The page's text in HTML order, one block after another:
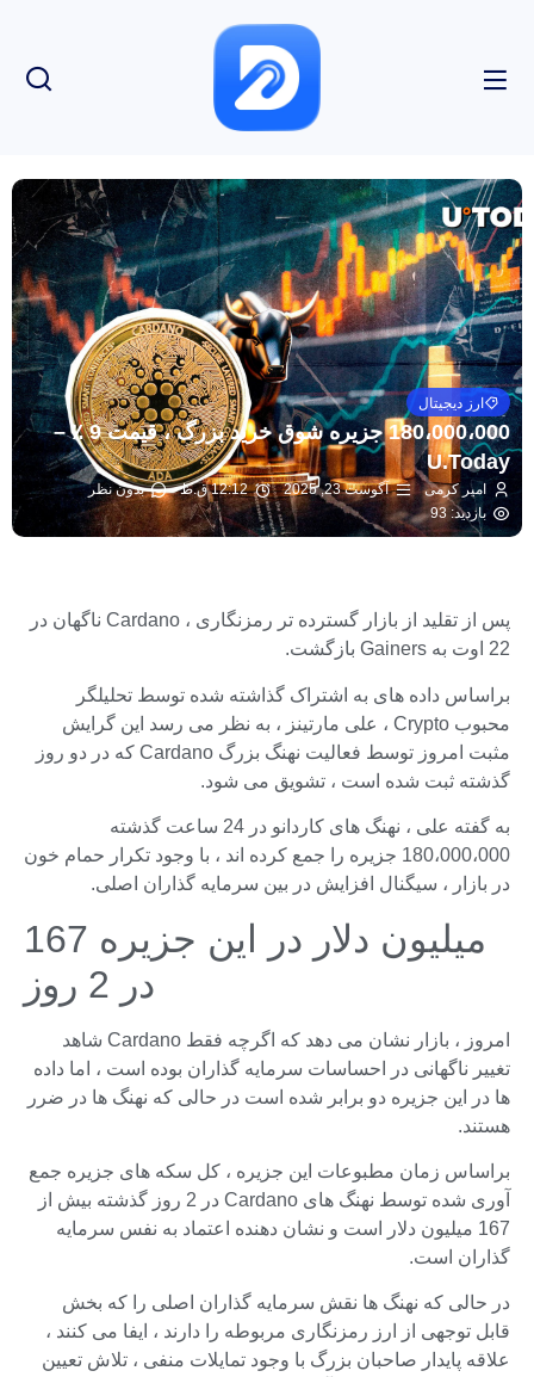
ارز دیجیتال
180،000،000 جزیره شوق خرید بزرگ ، قیمت 9 ٪ –
U.Today
امیر کرمی آگوست 23, 2025 12:12 ق.ظ
بدون نظر
بازدید: 93
پس از تقلید از بازار گسترده تر رمزنگاری ، Cardano ناگهان در
22 اوت به Gainers بازگشت.
براساس داده های به اشتراک گذاشته شده توسط تحلیلگر
محبوب Crypto ، علی مارتینز ، به نظر می رسد این گرایش
مثبت امروز توسط فعالیت نهنگ بزرگ Cardano که در دو روز
گذشته ثبت شده است ، تشویق می شود.
به گفته علی ، نهنگ های کاردانو در 24 ساعت گذشته
180،000،000 جزیره را جمع کرده اند ، با وجود تکرار حمام خون
در بازار ، سیگنال افزایش در بین سرمایه گذاران اصلی.
167 میلیون دلار در این جزیره
در 2 روز
امروز ، بازار نشان می دهد که اگرچه فقط Cardano شاهد
تغییر ناگهانی در احساسات سرمایه گذاران بوده است ، اما داده
ها در این جزیره دو برابر شده است در حالی که نهنگ ها در ضرر
هستند.
براساس زمان مطبوعات این جزیره ، کل سکه های جزیره جمع
آوری شده توسط نهنگ های Cardano در 2 روز گذشته بیش از
167 میلیون دلار است و نشان دهنده اعتماد به نفس سرمایه
گذاران است.
در حالی که نهنگ ها نقش سرمایه گذاران اصلی را که بخش
قابل توجهی از ارز رمزنگاری مربوطه را دارند ، ایفا می کنند ،
علاقه پایدار صاحبان بزرگ با وجود تمایلات منفی ، تلاش تعیین